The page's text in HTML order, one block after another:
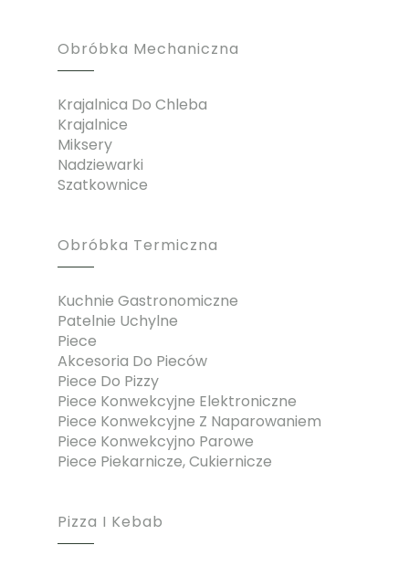
Obróbka Mechaniczna
Krajalnica Do Chleba
Krajalnice
Miksery
Nadziewarki
Szatkownice
Obróbka Termiczna
Kuchnie Gastronomiczne
Patelnie Uchylne
Piece
Akcesoria Do Pieców
Piece Do Pizzy
Piece Konwekcyjne Elektroniczne
Piece Konwekcyjne Z Naparowaniem
Piece Konwekcyjno Parowe
Piece Piekarnicze, Cukiernicze
Pizza I Kebab